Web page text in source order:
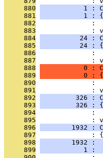
     880
1 :
     881
1 :
     882
              :
     883
:
     884
24 :
     885
24 :
     886
              :
     887
:
     888
0 :
     889
0 :
     890
              :
     891
:
     892
326 :
     893
326 :
     894
              :
     895
:
     896
1932 :
     897
              : {
     898
1932 :
     899
1 :